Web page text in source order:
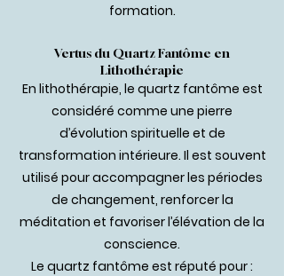
formation.
Vertus du Quartz Fantôme en
Lithothérapie
En lithothérapie, le quartz fantôme est
considéré comme une pierre
d’évolution spirituelle et de
transformation intérieure. Il est souvent
utilisé pour accompagner les périodes
de changement, renforcer la
méditation et favoriser l’élévation de la
conscience.
Le quartz fantôme est réputé pour :